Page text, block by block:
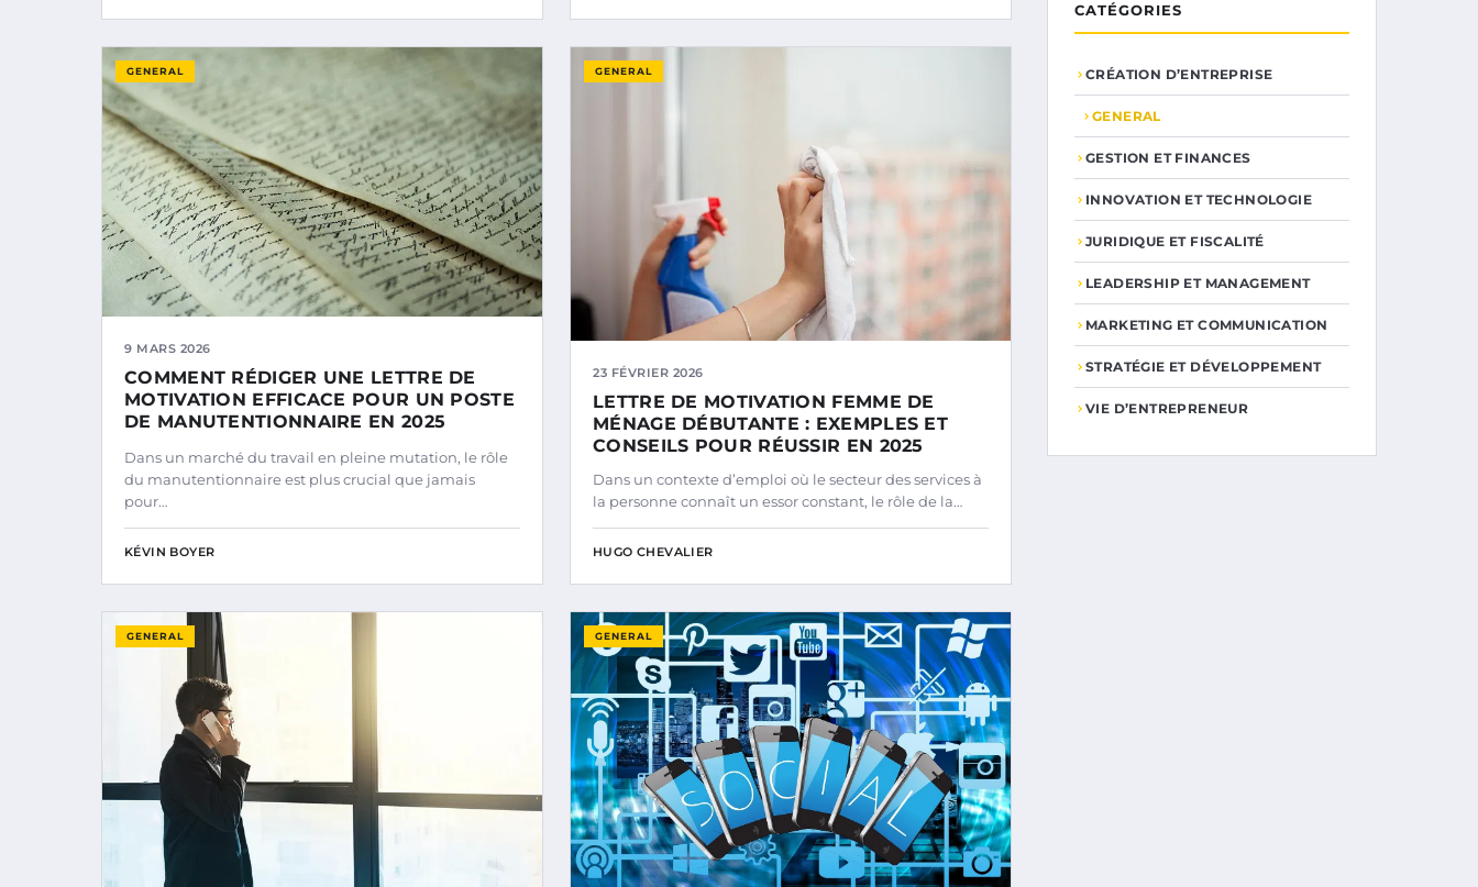
GENERAL
9 MARS 2026
COMMENT RÉDIGER UNE LETTRE DE
MOTIVATION EFFICACE POUR UN POSTE
DE MANUTENTIONNAIRE EN 2025
Dans un marché du travail en pleine mutation, le rôle
du manutentionnaire est plus crucial que jamais
pour…
KÉVIN BOYER
GENERAL
23 FÉVRIER 2026
LETTRE DE MOTIVATION FEMME DE
MÉNAGE DÉBUTANTE : EXEMPLES ET
CONSEILS POUR RÉUSSIR EN 2025
Dans un contexte d’emploi où le secteur des services à
la personne connaît un essor constant, le rôle de la…
HUGO CHEVALIER
GENERAL GENERAL
CATÉGORIES
CRÉATION D’ENTREPRISE
GENERAL
GESTION ET FINANCES
INNOVATION ET TECHNOLOGIE
JURIDIQUE ET FISCALITÉ
LEADERSHIP ET MANAGEMENT
MARKETING ET COMMUNICATION
STRATÉGIE ET DÉVELOPPEMENT
VIE D’ENTREPRENEUR